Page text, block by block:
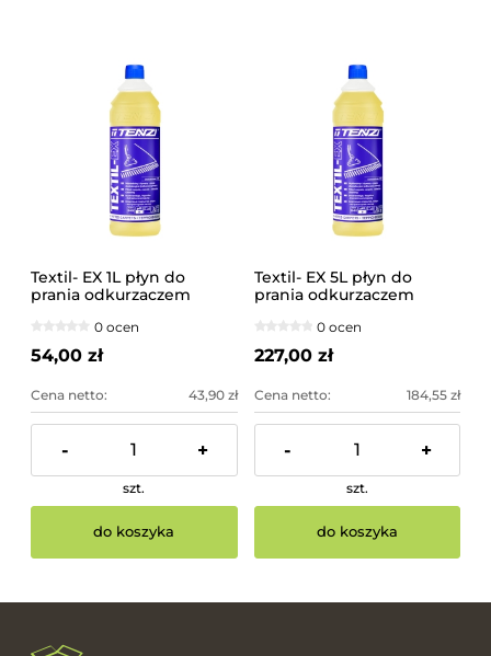
Textil- EX 1L płyn do
prania odkurzaczem
0 ocen
54,00 zł
Cena netto: 43,90 zł
- +
szt.
do koszyka
Textil- EX 5L płyn do
prania odkurzaczem
0 ocen
227,00 zł
Cena netto: 184,55 zł
- +
szt.
do koszyka